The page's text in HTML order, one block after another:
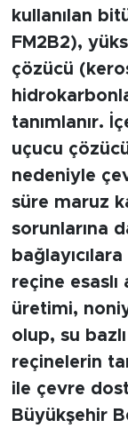
kullanılan
FM2B2),
çözücü
tanımlanır.
uçucu
nedeniyle
süre maruz
sorunlarına
reçine
üretimi,
olup, su
reçinelerin
ile çevre
Büyükşehir